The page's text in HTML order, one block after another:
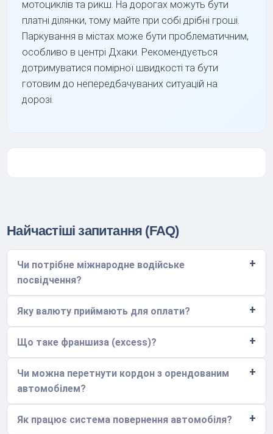
мотоциклів та рикш. На дорогах можуть бути
платні ділянки, тому майте при собі дрібні гроші.
Паркування в містах може бути проблематичним,
особливо в центрі Дхаки. Рекомендується
дотримуватися помірної швидкості та бути
готовим до непередбачуваних ситуацій на
дорозі.
Найчастіші запитання (FAQ)
Чи потрібне міжнародне водійське
посвідчення?
Яку валюту приймають для оплати?
Що таке франшиза (excess)?
Чи можна перетнути кордон з орендованим
автомобілем?
Як працює система повернення автомобіля?